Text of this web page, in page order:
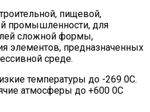
пищевой,
промышленности, для
сложной формы,
элементов, предназначенных
среде.
температуры до -269 0С.
атмосферы до +600 0С